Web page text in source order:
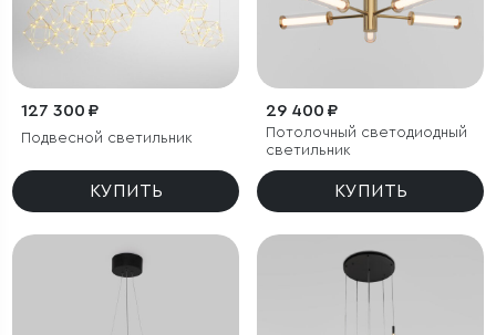
127 300 ₽
Подвесной светильник
КУПИТЬ
29 400 ₽
Потолочный светодиодный
светильник
КУПИТЬ